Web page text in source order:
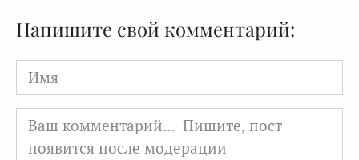
Напишите свой комментарий:
Имя